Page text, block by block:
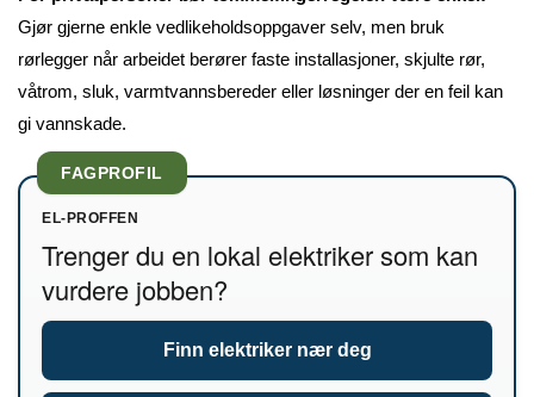
Gjør gjerne enkle vedlikeholdsoppgaver selv, men bruk
rørlegger når arbeidet berører faste installasjoner, skjulte rør,
våtrom, sluk, varmtvannsbereder eller løsninger der en feil kan
gi vannskade.
FAGPROFIL
EL-PROFFEN
Trenger du en lokal elektriker som kan
vurdere jobben?
Finn elektriker nær deg